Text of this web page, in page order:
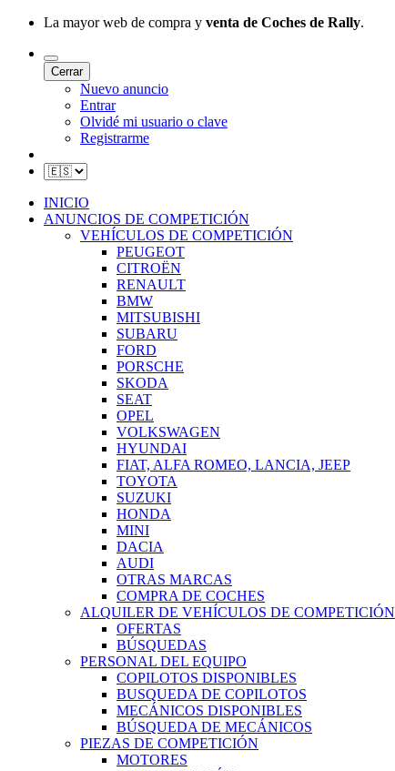
La mayor web de compra y venta de Coches de Rally.
Cerrar
Nuevo anuncio
Entrar
Olvidé mi usuario o clave
Registrarme
INICIO
ANUNCIOS DE COMPETICIÓN
VEHÍCULOS DE COMPETICIÓN
PEUGEOT
CITROËN
RENAULT
BMW
MITSUBISHI
SUBARU
FORD
PORSCHE
SKODA
SEAT
OPEL
VOLKSWAGEN
HYUNDAI
FIAT, ALFA ROMEO, LANCIA, JEEP
TOYOTA
SUZUKI
HONDA
MINI
DACIA
AUDI
OTRAS MARCAS
COMPRA DE COCHES
ALQUILER DE VEHÍCULOS DE COMPETICIÓN
OFERTAS
BÚSQUEDAS
PERSONAL DEL EQUIPO
COPILOTOS DISPONIBLES
BUSQUEDA DE COPILOTOS
MECÁNICOS DISPONIBLES
BÚSQUEDA DE MECÁNICOS
PIEZAS DE COMPETICIÓN
MOTORES